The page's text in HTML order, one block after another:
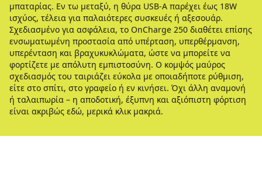
μπαταρίας. Εν τω μεταξύ, η θύρα USB-A παρέχει έως 18W
ισχύος, τέλεια για παλαιότερες συσκευές ή αξεσουάρ.
Σχεδιασμένο για ασφάλεια, το OnCharge 250 διαθέτει επίσης
ενσωματωμένη προστασία από υπέρταση, υπερθέρμανση,
υπερένταση και βραχυκυκλώματα, ώστε να μπορείτε να
φορτίζετε με απόλυτη εμπιστοσύνη. Ο κομψός μαύρος
σχεδιασμός του ταιριάζει εύκολα με οποιαδήποτε ρύθμιση,
είτε στο σπίτι, στο γραφείο ή εν κινήσει. Όχι άλλη αναμονή
ή ταλαιπωρία – η αποδοτική, έξυπνη και αξιόπιστη φόρτιση
είναι ακριβώς εδώ, μερικά κλικ μακριά.